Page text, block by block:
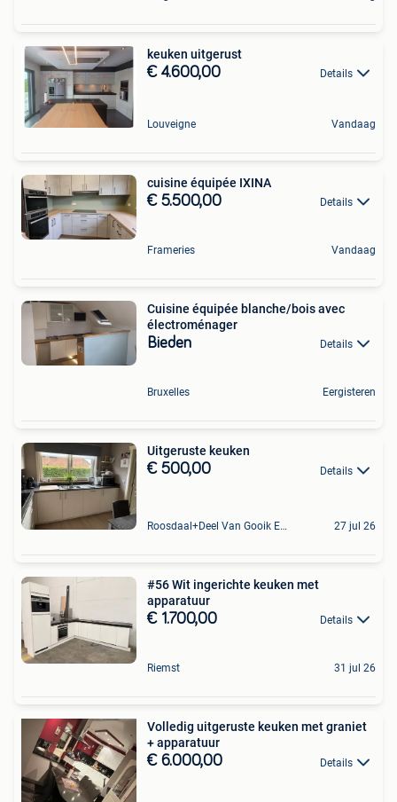
keuken uitgerust
€ 4.600,00 Details
Louveigne Vandaag
cuisine équipée IXINA
€ 5.500,00 Details
Frameries Vandaag
Cuisine équipée blanche/bois avec
électroménager
Bieden Details
Bruxelles Eergisteren
Uitgeruste keuken
€ 500,00 Details
Roosdaal+Deel Van Gooik En Sint-Kwintens-Lennik 27 jul 26
#56 Wit ingerichte keuken met
apparatuur
€ 1.700,00 Details
Riemst 31 jul 26
Volledig uitgeruste keuken met graniet
+ apparatuur
€ 6.000,00 Details